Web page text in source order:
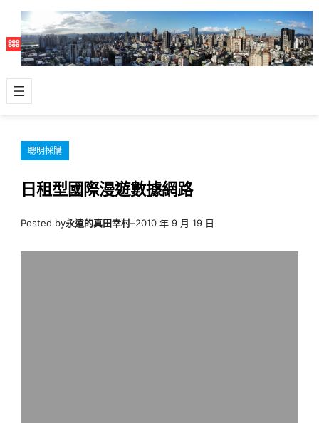
主
容
聰明採購
日租型國際漫遊數據網路
Posted by永遠的真田幸村–2010 年 9 月 19 日